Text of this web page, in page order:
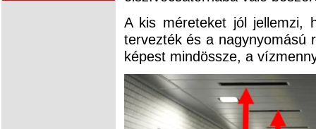
A kis méreteket jól jellemzi,
tervezték és a nagynyomású
képest mindössze, a